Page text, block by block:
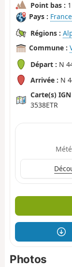
Point bas :
Pays : France
Régions :
Commune :
Départ : N
Arrivée : N
Carte(s) IGN
3538ETR
Photos